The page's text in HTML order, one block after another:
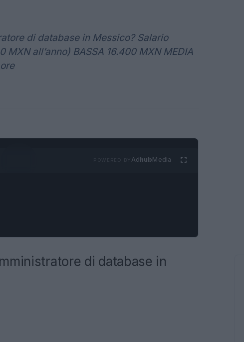
di database in Messico? Salario
all’anno) BASSA 16.400 MXN MEDIA
AdhubMedia
di database in